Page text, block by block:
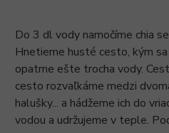
Do 3 dl vody namočíme chia
Hnetieme husté cesto, kým
opatrne ešte trocha vody.
cesto rozvaľkáme medzi
halušky... a hádžeme ich do
vodou a udržujeme v teple.